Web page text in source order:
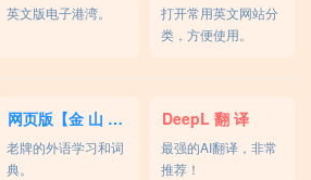
英文版电子港湾。
打开常用英文网站分
类，方便使用。
网页版【金 山 词 霸】
老牌的外语学习和词
典。
DeepL 翻 译
最强的AI翻译，非常
推荐！